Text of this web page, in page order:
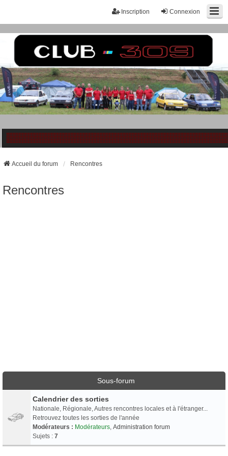
Connexion
Inscription
Accueil du forum Rencontres
Rencontres
Sous-forum
Calendrier des sorties
Nationale, Régionale, Autres rencontres locales et à l'étranger...
Retrouvez toutes les sorties de l'année
Modérateurs : Modérateurs, Administration forum
Sujets : 7